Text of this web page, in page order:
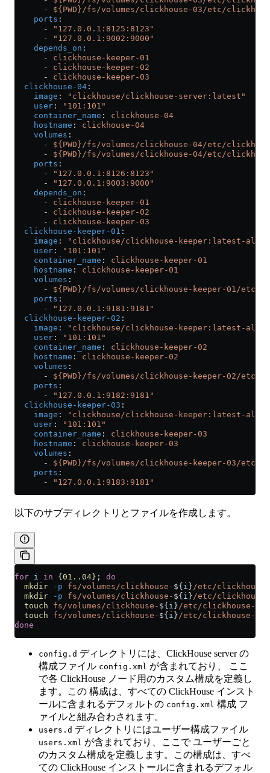
      -
${PWD}/fs/volumes/clickhouse-03/etc/
    ports
:
      -
"127.0.0.1:8125:8123"
      -
"127.0.0.1:9002:9000"
    depends_on
:
      -
clickhouse-keeper-01
      -
clickhouse-keeper-02
      -
clickhouse-keeper-03
  clickhouse-04
:
    image
:
"clickhouse/clickhouse-server:latest"
    user
:
"101:101"
    container_name
: clickhouse-04
    hostname
: clickhouse-04
    volumes
:
      -
${PWD}/fs/volumes/clickhouse-04/etc/
      -
${PWD}/fs/volumes/clickhouse-04/etc/
    ports
:
      -
"127.0.0.1:8126:8123"
      -
"127.0.0.1:9003:9000"
    depends_on
:
      -
clickhouse-keeper-01
      -
clickhouse-keeper-02
      -
clickhouse-keeper-03
  clickhouse-keeper-01
:
    image
:
"clickhouse/clickhouse-keeper:latest-
    user
:
"101:101"
    container_name
: clickhouse-keeper-01
    hostname
: clickhouse-keeper-01
    volumes
:
      -
${PWD}/fs/volumes/clickhouse-keeper-01/
    ports
:
      -
"127.0.0.1:9181:9181"
  clickhouse-keeper-02
:
    image
:
"clickhouse/clickhouse-keeper:latest-
    user
:
"101:101"
    container_name
: clickhouse-keeper-02
    hostname
: clickhouse-keeper-02
    volumes
:
      -
${PWD}/fs/volumes/clickhouse-keeper-02/
    ports
:
      -
"127.0.0.1:9182:9181"
  clickhouse-keeper-03
:
    image
:
"clickhouse/clickhouse-keeper:latest-
    user
:
"101:101"
    container_name
: clickhouse-keeper-03
    hostname
: clickhouse-keeper-03
    volumes
:
      -
${PWD}/fs/volumes/clickhouse-keeper-03/
    ports
:
      -
"127.0.0.1:9183:9181"
以下のサブディレクトリとファイルを作成します。
for i in {01..04} ; do
  mkdir
-p fs/volumes/clickhouse- ${i } /etc/
  mkdir
-p fs/volumes/clickhouse- ${i } /etc/
  touch
fs/volumes/clickhouse- ${i } /etc/clickhouse-
  touch
fs/volumes/clickhouse- ${i } /etc/clickhouse-
done
config.d ディレクトリには、ClickHouse server の
構成ファイル config.xml が含まれており、 ここ
で各 ClickHouse ノード用のカスタム構成を定義し
ます。この 構成は、すべての ClickHouse インスト
ールに含まれるデフォルトの config.xml 構成 フ
ァイルと組み合わされます。
users.d ディレクトリにはユーザー構成ファイル
users.xml が含まれており、ここで ユーザーごと
のカスタム構成を定義します。この構成は、すべ
ての ClickHouse インストールに含まれるデフォル